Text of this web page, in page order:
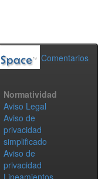
Comentarios
Normatividad
Aviso Legal
Aviso de
privacidad
simplificado
Aviso de
privacidad
Lineamientos